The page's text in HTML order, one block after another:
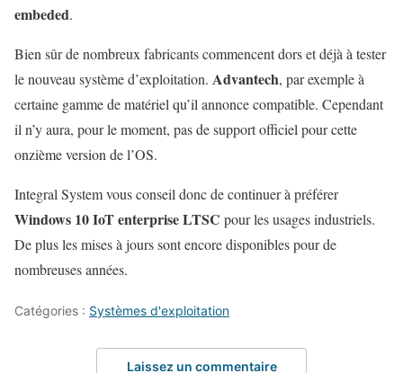
embeded.
Bien sûr de nombreux fabricants commencent dors et déjà à tester
le nouveau système d’exploitation. Advantech, par exemple à
certaine gamme de matériel qu’il annonce compatible. Cependant
il n’y aura, pour le moment, pas de support officiel pour cette
onzième version de l’OS.
Integral System vous conseil donc de continuer à préférer
Windows 10 IoT enterprise LTSC pour les usages industriels.
De plus les mises à jours sont encore disponibles pour de
nombreuses années.
Catégories : Systèmes d'exploitation
Laissez un commentaire